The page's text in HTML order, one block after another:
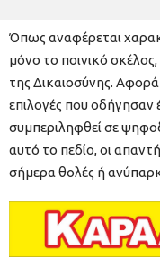
Όπως αναφέρεται
μόνο το ποινικό
της Δικαιοσύνης. Αφορά
επιλογές που
συμπεριληφθεί σε
αυτό το πεδίο, οι
σήμερα θολές ή